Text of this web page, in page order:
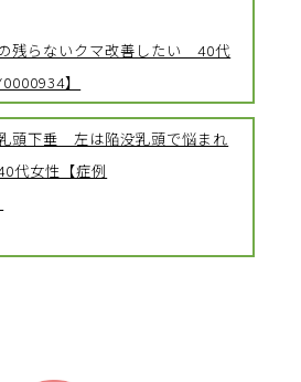
の残らないクマ改善したい 40代
】
乳頭下垂 左は陥没乳頭で悩まれ
代女性【症例